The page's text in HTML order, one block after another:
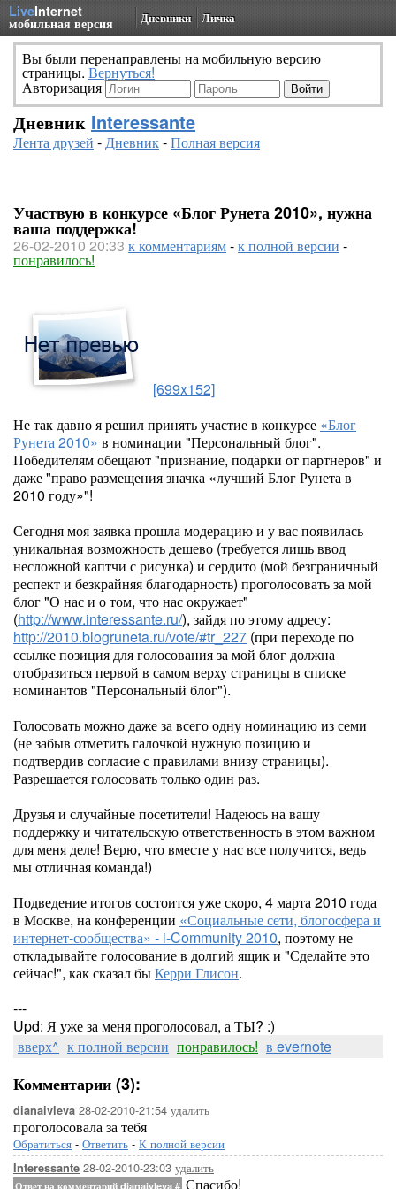
LiveInternet
мобильная версия Дневники Личка
Вы были перенаправлены на мобильную версию
страницы. Вернуться!
Авторизация
Дневник Interessante
Лента друзей -Дневник-Полная версия
Участвую в конкурсе «Блог Рунета 2010», нужна
ваша поддержка!
26-02-2010 20:33 к комментариям-к полной версии -
понравилось!
[699x152]
Не так давно я решил принять участие в конкурсе «Блог
Рунета 2010» в номинации "Персональный блог".
Победителям обещают "признание, подарки от партнеров" и
даже "право размещения значка «лучший Блог Рунета в
2010 году»"!
Сегодня моя заявка прошла модерацию и у вас появилась
уникальная возможность дешево (требуется лишь ввод
несложной каптчи с рисунка) и сердито (мой безграничный
респект и безкрайняя благодарность) проголосовать за мой
блог "О нас и о том, что нас окружает"
(http://www.interessante.ru/), зайдя по этому адресу:
http://2010.blogruneta.ru/vote/#tr_227 (при переходе по
ссылке позиция для голосования за мой блог должна
отобразиться первой в самом верху страницы в списке
номинантов "Персональный блог").
Голосовать можно даже за всего одну номинацию из семи
(не забыв отметить галочкой нужную позицию и
подтвердив согласие с правилами внизу страницы).
Разрешается голосовать только один раз.
Друзья и случайные посетители! Надеюсь на вашу
поддержку и читательскую ответственность в этом важном
для меня деле! Верю, что вместе у нас все получится, ведь
мы отличная команда!)
Подведение итогов состоится уже скоро, 4 марта 2010 года
в Москве, на конференции «Социальные сети, блогосфера и
интернет-сообщества» - i-Community 2010, поэтому не
откладывайте голосование в долгий ящик и "Сделайте это
сейчас!", как сказал быКерри Глисон.
---
Upd: Я уже за меня проголосовал, а ТЫ? :)
вверх^ к полной версии понравилось! в evernote
Комментарии (3):
dianaivleva 28-02-2010-21:54 удалить
проголосовала за тебя
Обратиться - Ответить - К полной версии
Interessante 28-02-2010-23:03 удалить
Ответ на комментарий dianaivleva # Спасибо!